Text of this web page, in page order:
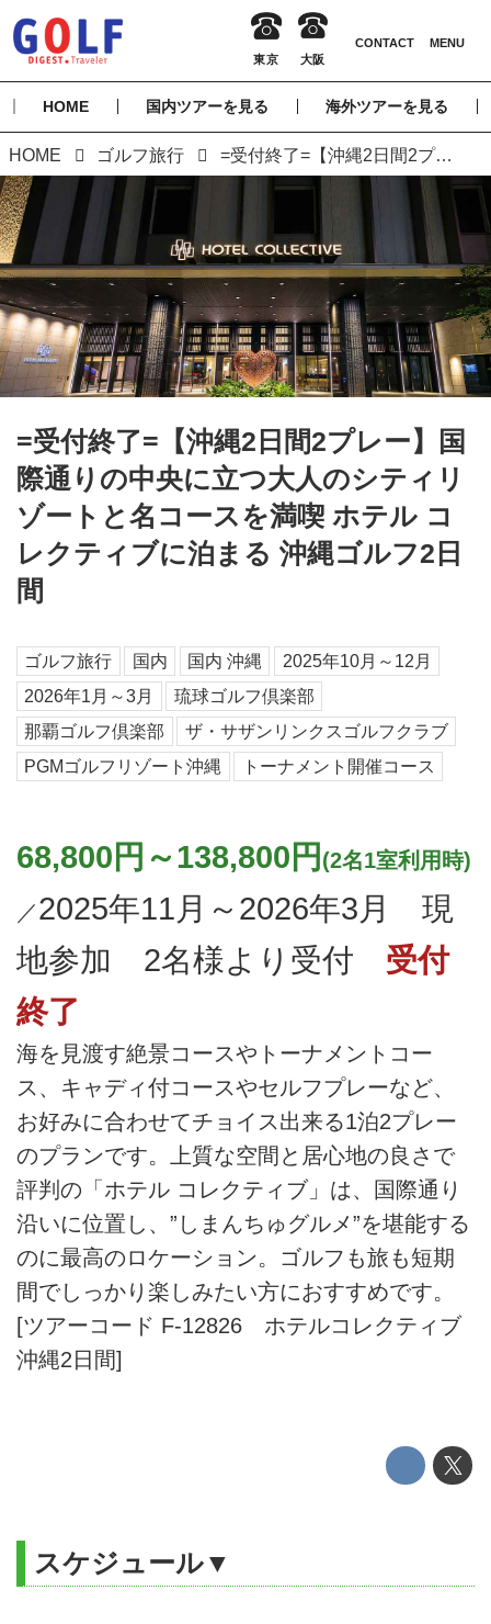
HOME 国内ツアーを見る 海外ツアーを見る
HOME ゴルフ旅行 =受付終了=【沖縄2日間2プレー】国際通りの中央に立つ大人のシティリゾートと名コースを満喫 ホテル コレクティブに泊まる 沖縄ゴルフ2日間
=受付終了=【沖縄2日間2プレー】国
際通りの中央に立つ大人のシティリ
ゾートと名コースを満喫 ホテル コ
レクティブに泊まる 沖縄ゴルフ2日
間
ゴルフ旅行 国内 国内 沖縄
2025年10月～12月
2026年1月～3月
琉球ゴルフ倶楽部
那覇ゴルフ倶楽部
ザ・サザンリンクスゴルフクラブ
PGMゴルフリゾート沖縄
トーナメント開催コース
68,800円～138,800円 (2名1室利用時)
／2025年11月～2026年3月 現
地参加 2名様より受付 受付
終了
海を見渡す絶景コースやトーナメントコー
ス、キャディ付コースやセルフプレーなど、
お好みに合わせてチョイス出来る1泊2プレー
のプランです。上質な空間と居心地の良さで
評判の「ホテル コレクティブ」は、国際通り
沿いに位置し、”しまんちゅグルメ”を堪能する
のに最高のロケーション。ゴルフも旅も短期
間でしっかり楽しみたい方におすすめです。
[ツアーコード F-12826 ホテルコレクティブ
沖縄2日間]
スケジュール▼